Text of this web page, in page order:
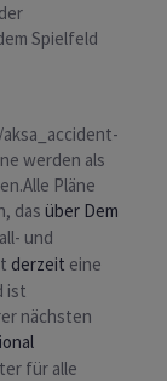
Spielfeld
werden als
Pläne
das über Dem
und
derzeit eine
ist
nächsten
für alle